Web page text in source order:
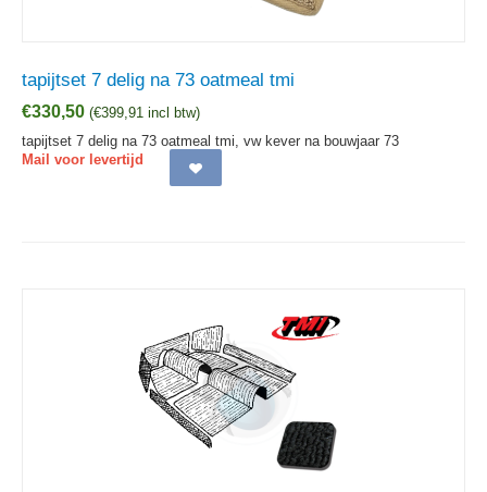
tapijtset 7 delig na 73 oatmeal tmi
€330,50 (€399,91 incl btw)
tapijtset 7 delig na 73 oatmeal tmi, vw kever na bouwjaar 73
Mail voor levertijd